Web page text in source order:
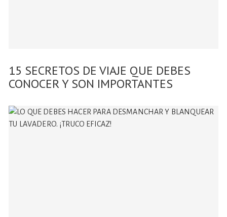
15 SECRETOS DE VIAJE QUE DEBES
CONOCER Y SON IMPORTANTES